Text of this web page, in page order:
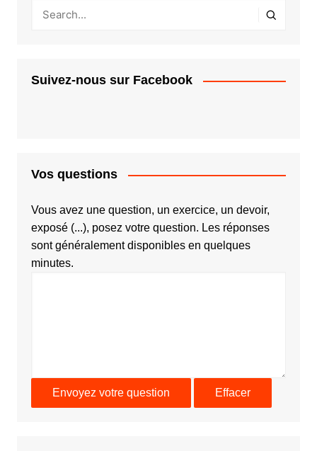
Suivez-nous sur Facebook
Vos questions
Vous avez une question, un exercice, un devoir,
exposé (...), posez votre question. Les réponses
sont généralement disponibles en quelques
minutes.